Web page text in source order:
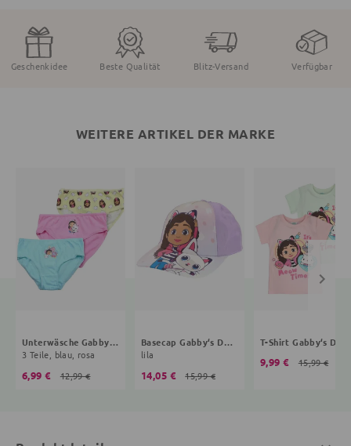
Geschenkidee Beste Qualität Blitz-Versand Verfügbar
WEITERE ARTIKEL DER MARKE
Unterwäsche Gabby‘s Dollhouse
3 Teile, blau, rosa
6,99 € 12,99 €
Basecap Gabby‘s Dollhouse
lila
14,05 € 15,99 €
9,99 € 15,99 €